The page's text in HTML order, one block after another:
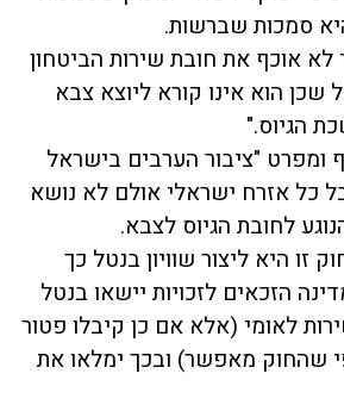
סמכות שברשות.
אוכף את חובת שירות הביטחון
הוא אינו קורא ליוצא צבא
הגיוס."
ומפרט "ציבור הערבים בישראל
כל אזרח ישראלי אולם לא נושא
לחובת הגיוס לצבא.
היא ליצור שוויון בנטל כך
הזכאים לזכויות יישאו בנטל
לאומי (אלא אם כן קיבלו פטור
שהחוק מאפשר) ובכך ימלאו את